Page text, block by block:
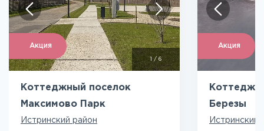
Акция
1 / 6
Коттеджный поселок
Максимово Парк
Истринский район
Акция
Березы
Истринский